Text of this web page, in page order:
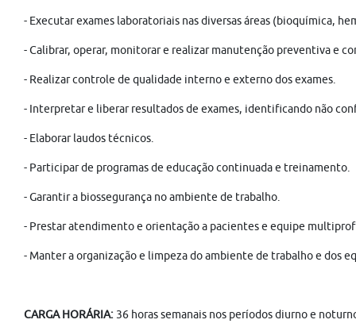
- Executar exames laboratoriais nas diversas áreas (bioquímica,
- Calibrar, operar, monitorar e realizar manutenção preventiva e
- Realizar controle de qualidade interno e externo dos exames.
- Interpretar e liberar resultados de exames, identificando não
- Elaborar laudos técnicos.
- Participar de programas de educação continuada e treinamento.
- Garantir a biossegurança no ambiente de trabalho.
- Prestar atendimento e orientação a pacientes e equipe
- Manter a organização e limpeza do ambiente de trabalho e dos
CARGA HORÁRIA: 36 horas semanais nos períodos diurno e